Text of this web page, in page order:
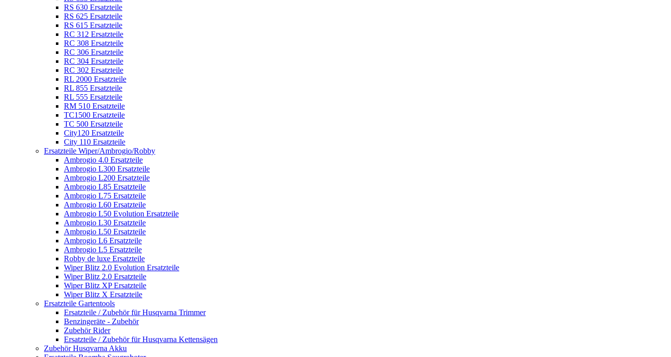
RS 630 Ersatzteile
RS 625 Ersatzteile
RS 615 Ersatzteile
RC 312 Ersatzteile
RC 308 Ersatzteile
RC 306 Ersatzteile
RC 304 Ersatzteile
RC 302 Ersatzteile
RL 2000 Ersatzteile
RL 855 Ersatzteile
RL 555 Ersatzteile
RM 510 Ersatzteile
TC1500 Ersatzteile
TC 500 Ersatzteile
City120 Ersatzteile
City 110 Ersatzteile
Ersatzteile Wiper/Ambrogio/Robby
Ambrogio 4.0 Ersatzteile
Ambrogio L300 Ersatzteile
Ambrogio L200 Ersatzteile
Ambrogio L85 Ersatzteile
Ambrogio L75 Ersatzteile
Ambrogio L60 Ersatzteile
Ambrogio L50 Evolution Ersatzteile
Ambrogio L30 Ersatzteile
Ambrogio L50 Ersatzteile
Ambrogio L6 Ersatzteile
Ambrogio L5 Ersatzteile
Robby de luxe Ersatzteile
Wiper Blitz 2.0 Evolution Ersatzteile
Wiper Blitz 2.0 Ersatzteile
Wiper Blitz XP Ersatzteile
Wiper Blitz X Ersatzteile
Ersatzteile Gartentools
Ersatzteile / Zubehör für Husqvarna Trimmer
Benzingeräte - Zubehör
Zubehör Rider
Ersatzteile / Zubehör für Husqvarna Kettensägen
Zubehör Husqvarna Akku